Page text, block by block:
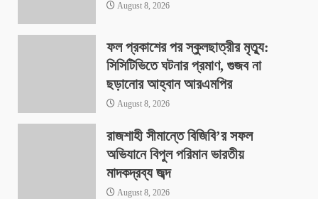
August 8, 2026
ফল প্রকাশের পর স্কুলছাত্রীর মৃত্যু:
সিসিটিভিতে ঘটনার প্রমাণ, গুজব না
ছড়ানোর আহ্বান আরএমপির
August 8, 2026
রাজশাহী সীমান্তে বিজিবি’র সফল
অভিযানে বিপুল পরিমান ভারতীয়
মাদকদ্রব্য জব্দ
August 8, 2026